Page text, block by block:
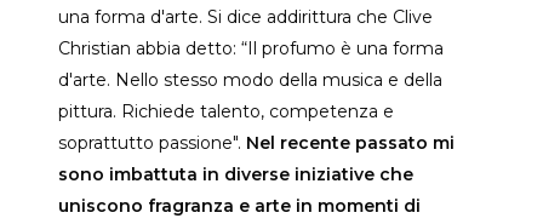
una forma d'arte. Si dice addirittura che Clive
Christian abbia detto: “Il profumo è una forma
d'arte. Nello stesso modo della musica e della
pittura. Richiede talento, competenza e
soprattutto passione". Nel recente passato mi
sono imbattuta in diverse iniziative che
uniscono fragranza e arte in momenti di